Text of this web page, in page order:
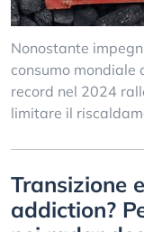
Nonostante
consumo mondiale
record nel 2024
limitare il
Transizione
addiction?